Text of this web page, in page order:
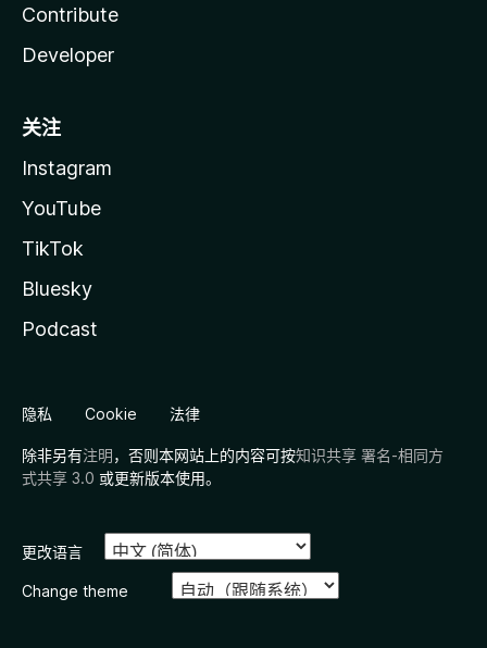
Contribute
Developer
关注
Instagram
YouTube
TikTok
Bluesky
Podcast
隐私 Cookie 法律
除非另有注明，否则本网站上的内容可按知识共享 署名-相同方
式共享 3.0 或更新版本使用。
更改语言
Change theme